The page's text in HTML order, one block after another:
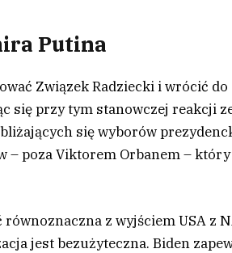
Putina
Związek Radziecki i wrócić do
się przy tym stanowczej reakcji
się wyborów
– poza Viktorem Orbanem –
z wyjściem USA z
jest bezużyteczna. Biden